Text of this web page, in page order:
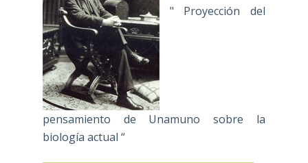
" Proyección del
pensamiento de Unamuno sobre la
biología actual “